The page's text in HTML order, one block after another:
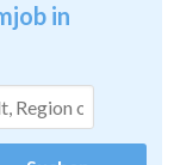
in